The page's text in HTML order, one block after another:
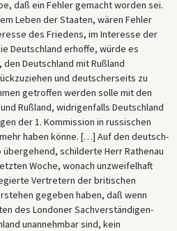
von Rapallo spielte, mit
war zunächst entsetzt über den
Revolution, aber er gewöhnte
sowjetischen Regimes in Moskau
eine diplomatische Annäherung an
sah in dem Vertrag nicht nur eine
Interessen in Osteuropa,
Alliierten unter Druck zu setzen, den
zu lockern, den sie im Mai 1921
so genannten „Londoner
Dokument erörtert werden).
Kollegen auch die Sorge, dass
annähern könnten, und griff
alte Angst Deutschlands vor einer
daß ein Fehler gemacht worden sei.
Leben der Staaten, wären Fehler
des Friedens, im Interesse der
Deutschland erhoffe, würde es
Deutschland mit Rußland
und deutscherseits zu
getroffen werden solle mit den
Rußland, widrigenfalls Deutschland
der 1. Kommission in russischen
haben könne. […] Auf den deutsch-
schilderte Herr Rathenau
Woche, wonach unzweifelhaft
Vertretern der britischen
gegeben haben, daß wenn
des Londoner Sachverständigen-
unannehmbar sind, kein